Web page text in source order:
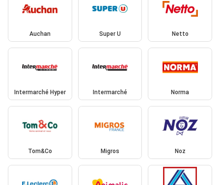
Auchan Super U Netto
Intermarché Hyper Intermarché Norma
Tom&Co Migros Noz